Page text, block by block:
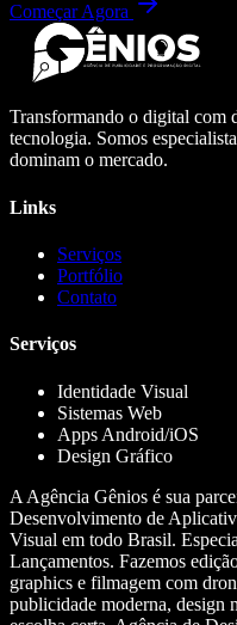
Começar Agora
Transformando o digital com
tecnologia. Somos
dominam o mercado.
Links
Serviços
Portfólio
Contato
Serviços
Identidade Visual
Sistemas Web
Apps Android/iOS
Design Gráfico
A Agência Gênios é sua
Desenvolvimento de
Visual em todo Brasil.
Lançamentos. Fazemos
graphics e filmagem com
publicidade moderna, design